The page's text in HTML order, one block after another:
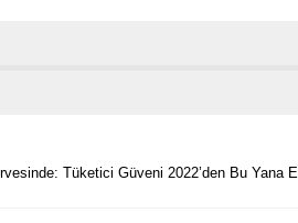
Tüketici Güveni 2022’den Bu Yana